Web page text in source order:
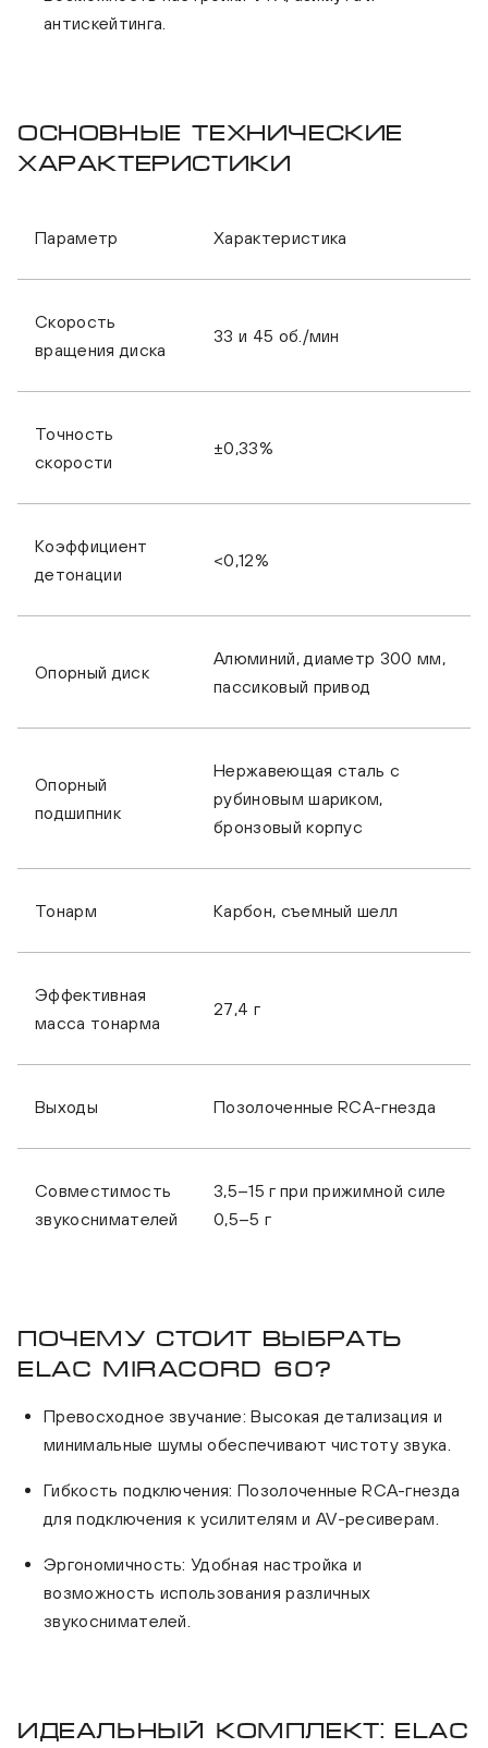
ELAC Miracord 60 Black/Silver + Sumiko
Pearl
антискейтинга.
Основные технические
характеристики
Параметр Характеристика
Скорость
вращения диска
33 и 45 об./мин
Точность
скорости
±0,33%
Коэффициент
детонации
<0,12%
Опорный диск
Алюминий, диаметр 300 мм,
пассиковый привод
Опорный
подшипник
Нержавеющая сталь с
рубиновым шариком,
бронзовый корпус
Тонарм Карбон, съемный шелл
Эффективная
масса тонарма
27,4 г
Выходы Позолоченные RCA-гнезда
Совместимость
звукоснимателей
3,5–15 г при прижимной силе
0,5–5 г
Почему стоит выбрать
ELAC Miracord 60?
Превосходное звучание: Высокая детализация и
минимальные шумы обеспечивают чистоту звука.
Гибкость подключения: Позолоченные RCA-гнезда
для подключения к усилителям и AV-ресиверам.
Эргономичность: Удобная настройка и
возможность использования различных
звукоснимателей.
Идеальный комплект: ELAC